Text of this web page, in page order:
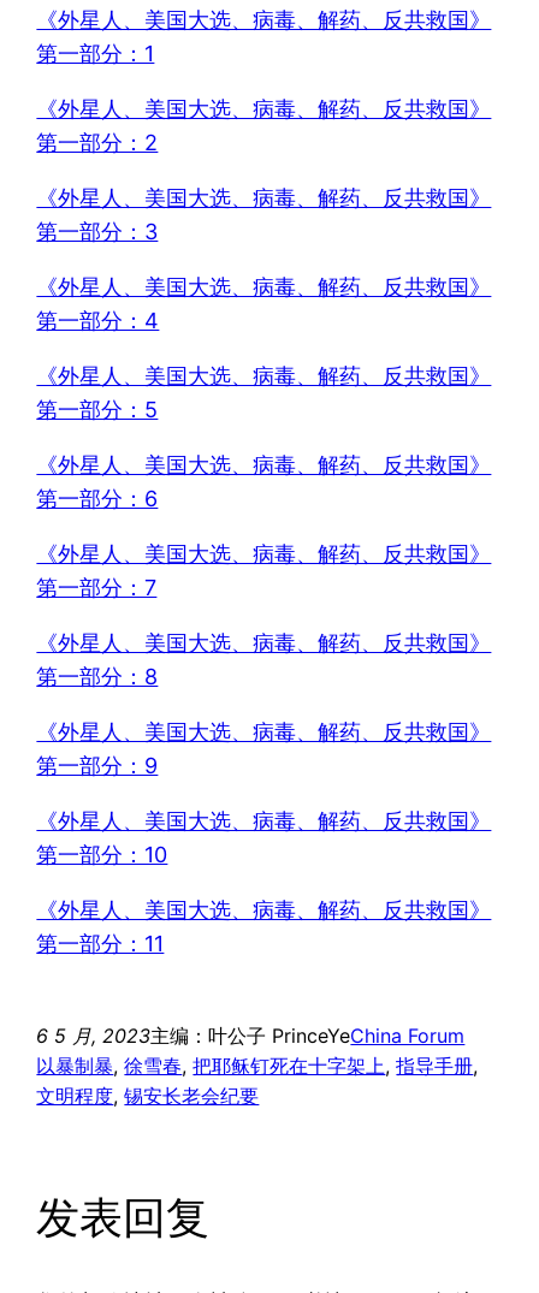
《外星人、美国大选、病毒、解药、反共救国》
第一部分：1
《外星人、美国大选、病毒、解药、反共救国》
第一部分：2
《外星人、美国大选、病毒、解药、反共救国》
第一部分：3
《外星人、美国大选、病毒、解药、反共救国》
第一部分：4
《外星人、美国大选、病毒、解药、反共救国》
第一部分：5
《外星人、美国大选、病毒、解药、反共救国》
第一部分：6
《外星人、美国大选、病毒、解药、反共救国》
第一部分：7
《外星人、美国大选、病毒、解药、反共救国》
第一部分：8
《外星人、美国大选、病毒、解药、反共救国》
第一部分：9
《外星人、美国大选、病毒、解药、反共救国》
第一部分：10
《外星人、美国大选、病毒、解药、反共救国》
第一部分：11
6 5 月, 2023主编：叶公子 PrinceYeChina Forum
以暴制暴, 徐雪春, 把耶稣钉死在十字架上, 指导手册
文明程度, 锡安长老会纪要
发表回复